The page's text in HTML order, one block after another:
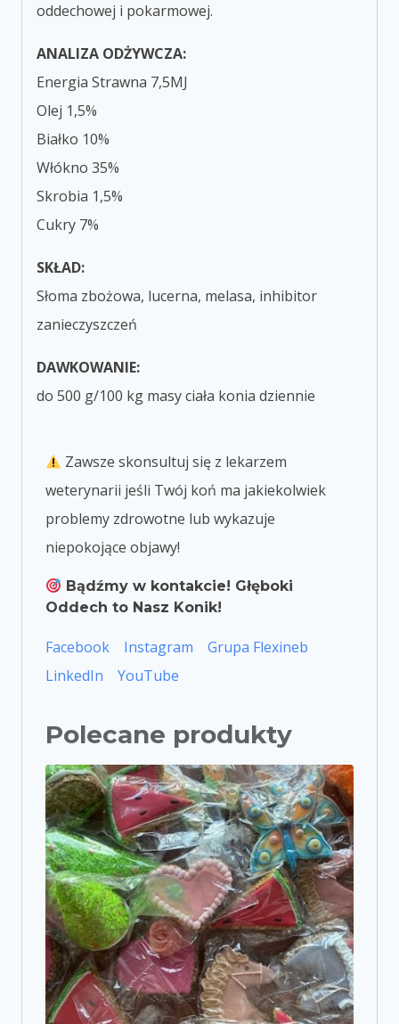
oddechowej i pokarmowej.
ANALIZA ODŻYWCZA:
Energia Strawna 7,5MJ
Olej 1,5%
Białko 10%
Włókno 35%
Skrobia 1,5%
Cukry 7%
SKŁAD:
Słoma zbożowa, lucerna, melasa, inhibitor
zanieczyszczeń
DAWKOWANIE:
do 500 g/100 kg masy ciała konia dziennie
Zawsze skonsultuj się z lekarzem
weterynarii jeśli Twój koń ma jakiekolwiek
problemy zdrowotne lub wykazuje
niepokojące objawy!
Bądźmy w kontakcie! Głęboki
Oddech to Nasz Konik!
Facebook Instagram
Grupa Flexineb
LinkedIn
YouTube
Polecane produkty